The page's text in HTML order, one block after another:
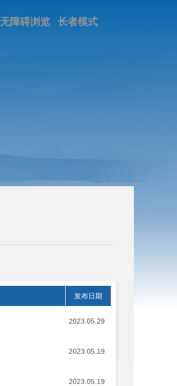
长者模式
无障碍浏览
发布日期
2023.05.29
2023.05.19
2023.05.19